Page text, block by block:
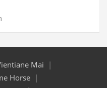
Mai
Horse